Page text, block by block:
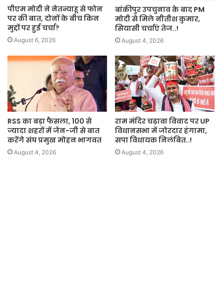
पीएम मोदी ने नेतन्याहू से फोन
पर की बात, दोनों के बीच किन
मुद्दों पर हुई चर्चा?
August 6, 2026
बांकीपुर उपचुनाव के बाद PM
मोदी से मिले नीतीश कुमार,
सियासी चर्चाएं तेज..!
August 4, 2026
RSS का बड़ा फैसला, 100 से
ज्यादा शहरों में जेन-जी से बात
करेंगे संघ प्रमुख मोहन भागवत
August 4, 2026
राम मंदिर चढ़ावा विवाद पर UP
विधानसभा में जोरदार हंगामा,
सपा विधायक निलंबित..!
August 4, 2026